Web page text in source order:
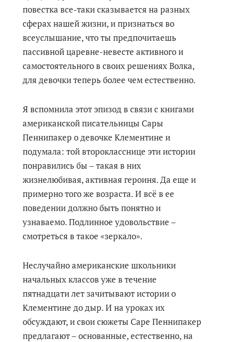
повестка все-таки сказывается на разных
сферах нашей жизни, и признаться во
всеуслышание, что ты предпочитаешь
пассивной царевне-невесте активного и
самостоятельного в своих решениях Волка,
для девочки теперь более чем естественно.
Я вспомнила этот эпизод в связи с книгами
американской писательницы Сары
Пеннипакер о девочке Клементине и
подумала: той второкласснице эти истории
понравились бы – такая в них
жизнелюбивая, активная героиня. Да еще и
примерно того же возраста. И всё в ее
поведении должно быть понятно и
узнаваемо. Подлинное удовольствие –
смотреться в такое «зеркало».
Неслучайно американские школьники
начальных классов уже в течение
пятнадцати лет зачитывают истории о
Клементине до дыр. И на уроках их
обсуждают, и свои сюжеты Саре Пеннипакер
предлагают – основанные, естественно, на